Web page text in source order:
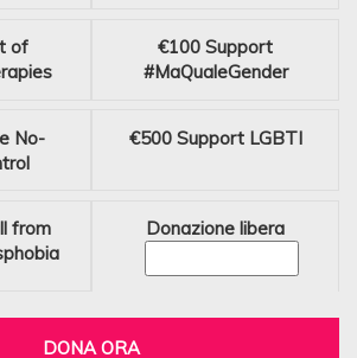
of
€100 Support
#MaQualeGender
No-
€500 Support LGBTI
from
Donazione libera
DONA ORA